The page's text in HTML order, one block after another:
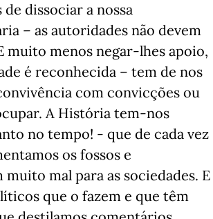
dissociar a nossa
– as autoridades não devem
muito menos negar-lhes apoio,
é reconhecida – tem de nos
com convicções ou
A História tem-nos
no tempo! - que de cada vez
os fossos e
mal para as sociedades. E
que o fazem e que têm